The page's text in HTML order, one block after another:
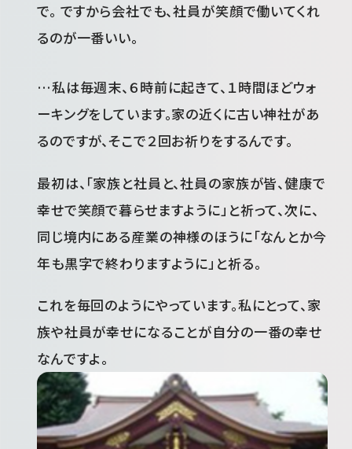
で。 ですから会社でも、社員が笑顔で働いてくれ
るのが一番いい。
…私は毎週末、６時前に起きて、１時間ほどウォ
ーキングをしています。家の近くに古い神社があ
るのですが、そこで２回お祈りをするんです。
最初は、「家族と社員と、社員の家族が皆、健康で
幸せで笑顔で暮らせますように」と祈って、次に、
同じ境内にある産業の神様のほうに「なんとか今
年も黒字で終わりますように」と祈る。
これを毎回のようにやっています。私にとって、家
族や社員が幸せになることが自分の一番の幸せ
なんですよ。